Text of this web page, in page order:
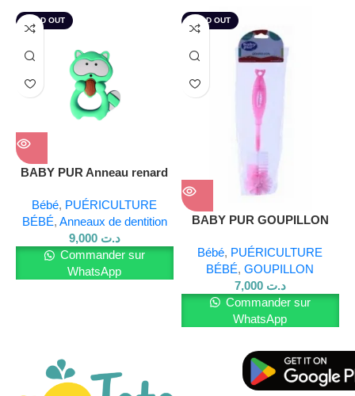
SOLD OUT
BABY PUR Anneau renard
Bébé, PUÉRICULTURE
BÉBÉ, Anneaux de dentition
د.ت 9,000
Commander sur
WhatsApp
SOLD OUT
BABY PUR GOUPILLON
Bébé, PUÉRICULTURE
BÉBÉ,GOUPILLON
د.ت 7,000
Commander sur
WhatsApp